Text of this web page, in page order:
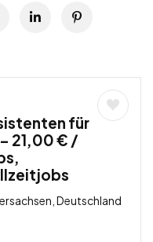
für
21,00 € /
Deutschland